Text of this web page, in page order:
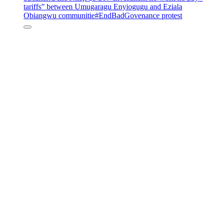
tariffs” between Umugaragu Enyiogugu and Eziala
Obiangwu communitie#EndBadGovenance protest